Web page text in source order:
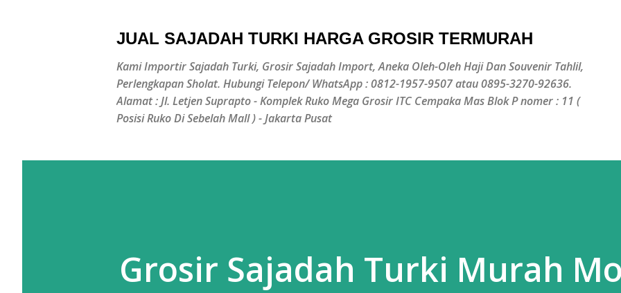
JUAL SAJADAH TURKI HARGA GROSIR TERMURAH
Kami Importir Sajadah Turki, Grosir Sajadah Import, Aneka Oleh-Oleh Haji Dan Souvenir Tahlil,
Perlengkapan Sholat. Hubungi Telepon/ WhatsApp : 0812-1957-9507 atau 0895-3270-92636.
Alamat : Jl. Letjen Suprapto - Komplek Ruko Mega Grosir ITC Cempaka Mas Blok P nomer : 11 (
Posisi Ruko Di Sebelah Mall ) - Jakarta Pusat
Grosir Sajadah Turki Murah